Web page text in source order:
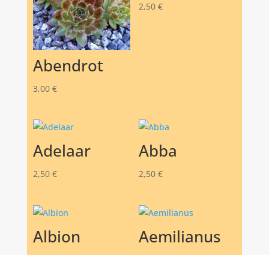
Abendrot
3,00 €
2,50 €
Adelaar
2,50 €
Abba
2,50 €
Albion Aemilianus